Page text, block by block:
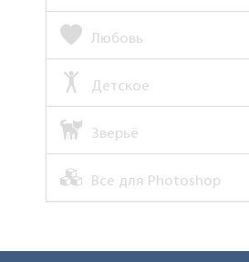
Любовь
Детское
Зверьё
Все для Photoshop